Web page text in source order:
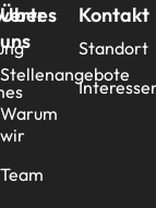
Über
uns
Stellenangebote
Warum
wir
Team
Kontakt
Standort